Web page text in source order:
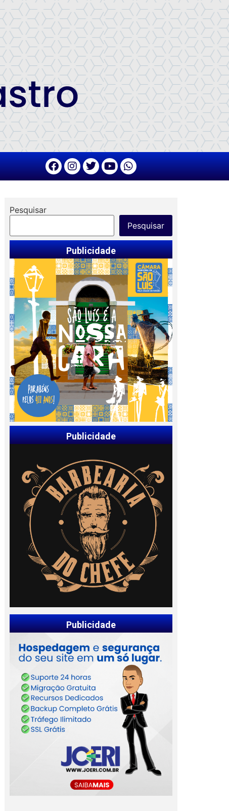
Pesquisar
Pesquisar
Publicidade
Publicidade
Publicidade